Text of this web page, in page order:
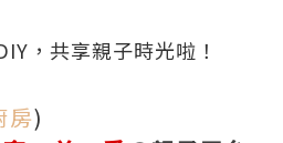
，共享親子時光啦！
房)